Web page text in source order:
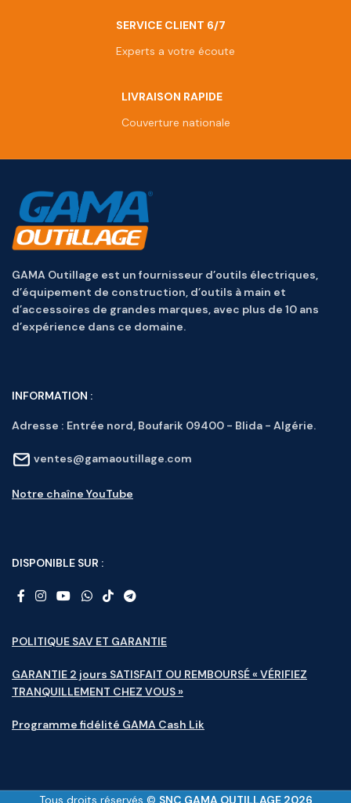
SERVICE CLIENT 6/7
Experts a votre écoute
LIVRAISON RAPIDE
Couverture nationale
GAMA Outillage est un fournisseur d’outils électriques,
d’équipement de construction, d’outils à main et
d’accessoires de grandes marques, avec plus de 10 ans
d’expérience dans ce domaine.
INFORMATION :
Adresse : Entrée nord, Boufarik 09400 - Blida - Algérie.
ventes@gamaoutillage.com
Notre chaîne YouTube
DISPONIBLE SUR :
POLITIQUE SAV ET GARANTIE
GARANTIE 2 jours SATISFAIT OU REMBOURSÉ « VÉRIFIEZ
TRANQUILLEMENT CHEZ VOUS »
Programme fidélité GAMA Cash Lik
Tous droits réservés © SNC GAMA OUTILLAGE 2026